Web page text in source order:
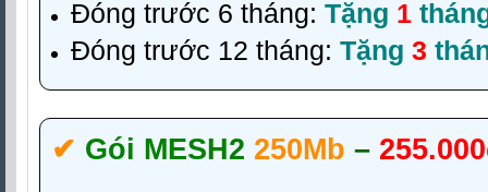
Đóng trước 6 tháng: Tặng 1
Đóng trước 12 tháng: Tặng 3
✔‎ Gói MESH2 250Mb –